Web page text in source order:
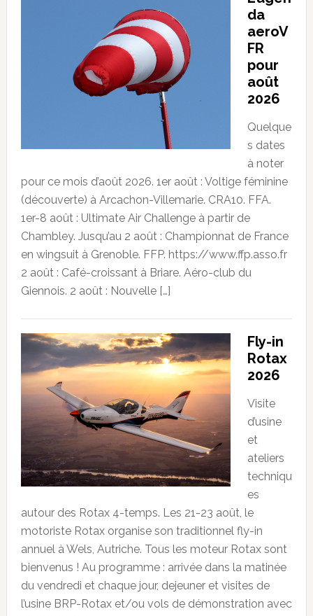
da
aeroV
FR
pour
août
2026
Quelque
s dates
à noter
pour ce mois d’août 2026. 1er août : Voltige féminine
(découverte) à Arcachon-Villemarie. CRA10. FFA.
1er-8 août : Ultimate Air Challenge à partir de
Chambley. Jusqu’au 2 août : Championnat de France
en wingsuit à Grenoble. FFP. https://www.ffp.asso.fr
2 août : Café-croissant à Briare. Aéro-club du
Giennois. 2 août : Nouvelle […]
Fly-in
Rotax
2026
Visite
d’usine
et
ateliers
techniqu
es
autour des Rotax 4-temps. Les 21-23 août, le
motoriste Rotax organise son traditionnel fly-in
annuel à Wels, Autriche. Tous les moteur Rotax sont
bienvenus ! Au programme : arrivée dans la matinée
du vendredi et chaque jour, dejeuner et visites de
l’usine BRP-Rotax et/ou vols de démonstration avec